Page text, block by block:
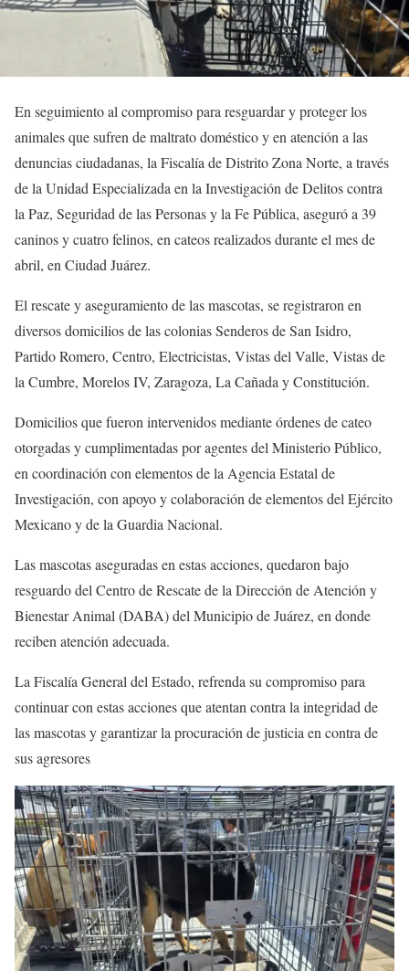
En seguimiento al compromiso para resguardar y proteger los
animales que sufren de maltrato doméstico y en atención a las
denuncias ciudadanas, la Fiscalía de Distrito Zona Norte, a través
de la Unidad Especializada en la Investigación de Delitos contra
la Paz, Seguridad de las Personas y la Fe Pública, aseguró a 39
caninos y cuatro felinos, en cateos realizados durante el mes de
abril, en Ciudad Juárez.
El rescate y aseguramiento de las mascotas, se registraron en
diversos domicilios de las colonias Senderos de San Isidro,
Partido Romero, Centro, Electricistas, Vistas del Valle, Vistas de
la Cumbre, Morelos IV, Zaragoza, La Cañada y Constitución.
Domicilios que fueron intervenidos mediante órdenes de cateo
otorgadas y cumplimentadas por agentes del Ministerio Público,
en coordinación con elementos de la Agencia Estatal de
Investigación, con apoyo y colaboración de elementos del Ejército
Mexicano y de la Guardia Nacional.
Las mascotas aseguradas en estas acciones, quedaron bajo
resguardo del Centro de Rescate de la Dirección de Atención y
Bienestar Animal (DABA) del Municipio de Juárez, en donde
reciben atención adecuada.
La Fiscalía General del Estado, refrenda su compromiso para
continuar con estas acciones que atentan contra la integridad de
las mascotas y garantizar la procuración de justicia en contra de
sus agresores